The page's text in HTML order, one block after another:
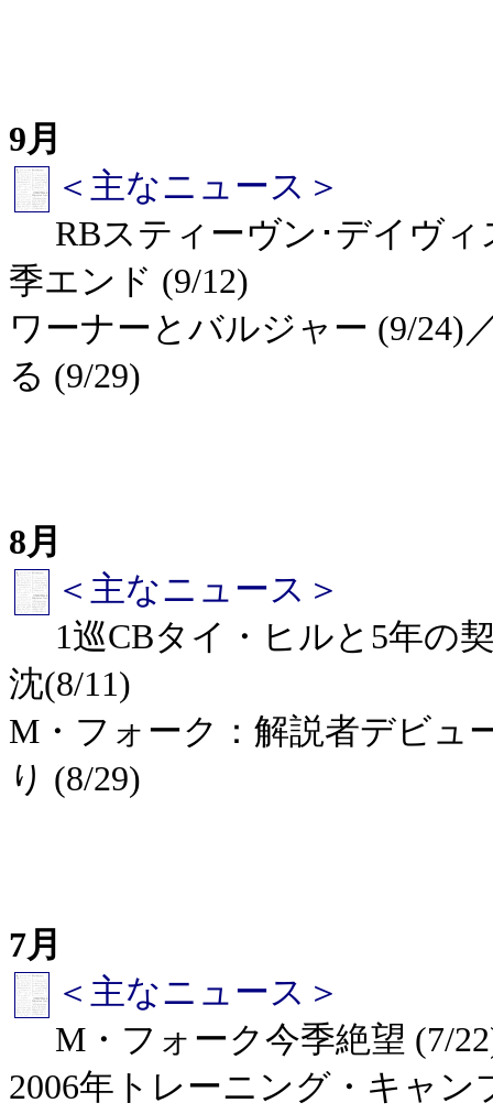
9月
＜主なニュース＞
RBスティーヴン･デイヴ
季エンド (9/12)
ワーナーとバルジャー (9/24)
る (9/29)
8月
＜主なニュース＞
1巡CBタイ・ヒルと5年の
沈(8/11)
M・フォーク：解説者デビュ
り (8/29)
7月
＜主なニュース＞
M・フォーク今季絶望 (7/
2006年トレーニング・キャ